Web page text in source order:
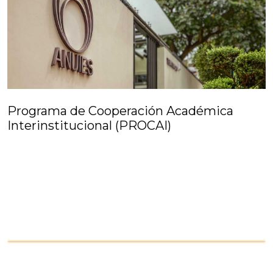
Programa de Cooperación Académica
Interinstitucional (PROCAI)